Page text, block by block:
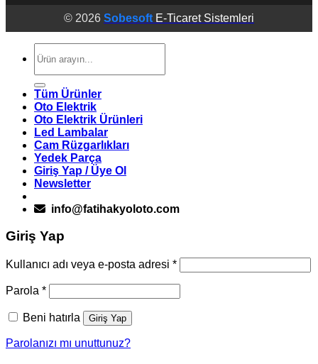
© 2026 Sobesoft E-Ticaret Sistemleri
Tüm Ürünler
Oto Elektrik
Oto Elektrik Ürünleri
Led Lambalar
Cam Rüzgarlıkları
Yedek Parça
Giriş Yap / Üye Ol
Newsletter
info@fatihakyoloto.com
Giriş Yap
Kullanıcı adı veya e-posta adresi *Gerekli
Parola *Gerekli
Beni hatırla Giriş Yap
Parolanızı mı unuttunuz?